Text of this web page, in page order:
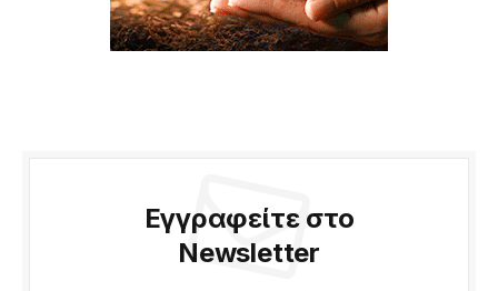
Εγγραφείτε στο
Newsletter